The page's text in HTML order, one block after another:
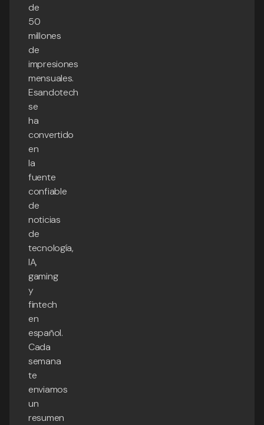
de
50
millones
de
impresiones
mensuales.
Esandotech
se
ha
convertido
en
la
fuente
confiable
de
noticias
de
tecnología,
IA,
gaming
y
fintech
en
español.
Cada
semana
te
enviamos
un
resumen